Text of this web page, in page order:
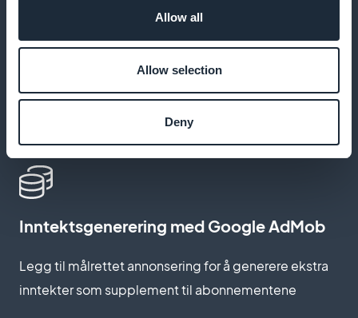
Allow all
Allow selection
Deny
hente dem frem igjen for å optimalisere læringen
Gi elevene mulighet til å laste ned leksjonene sine for
å lære uten internettforbindelse
Inntektsgenerering med Google AdMob
Legg til målrettet annonsering for å generere ekstra
inntekter som supplement til abonnementene